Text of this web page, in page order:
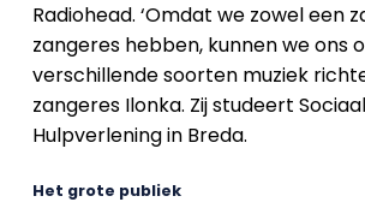
Radiohead. ‘Omdat we zowel een
zangeres hebben, kunnen we ons
verschillende soorten muziek
zangeres Ilonka. Zij studeert
Hulpverlening in Breda.
Het grote publiek